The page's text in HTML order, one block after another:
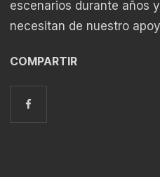
escenarios durante años
necesitan de nuestro
COMPARTIR